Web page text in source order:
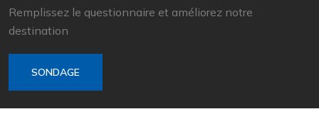
Remplissez le questionnaire et améliorez notre
destination
SONDAGE